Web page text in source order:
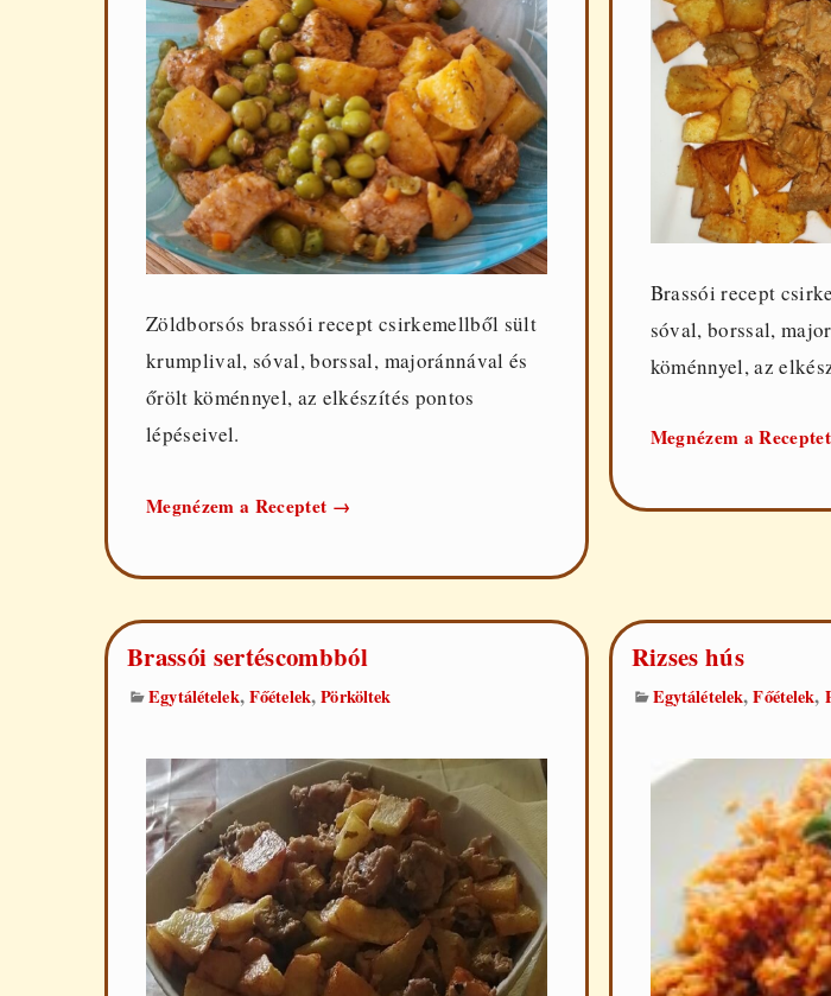
Zöldborsós brassói recept csirkemellből sült
krumplival, sóval, borssal, majoránnával és
őrölt köménnyel, az elkészítés pontos
lépéseivel.
Megnézem a Receptet Zöldborsós
csirkemellből
→
Brassói recept
sóval, borssal,
köménnyel, az
Megnézem a Receptet
Brassói sertéscombból
Egytálételek,Főételek,Pörköltek
Rizses hús
Egytálételek,Főételek,